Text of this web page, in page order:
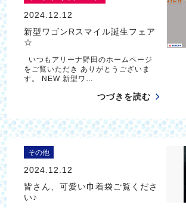
2024.12.12
新型ワゴンRスマイル誕生フェア
☆
いつもアリーナ野田のホームページ
をご覧いただき ありがとうございま
す。 NEW 新型ワ…
つづきを読む
その他
2024.12.12
皆さん、可愛い巾着袋ご覧くださ
い♪